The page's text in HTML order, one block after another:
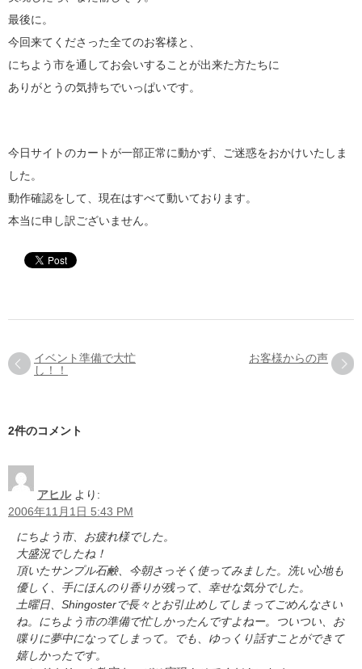
最後に。
今回来てくださった全てのお客様と、
にちよう市を通してお会いすることが出来た方たちに
ありがとうの気持ちでいっぱいです。
今日サイトのカートが一部正常に動かず、ご迷惑をおかけいたしま
した。
動作確認をして、現在はすべて動いております。
本当に申し訳ございません。
イベント準備で大忙
し！！
お客様からの声
2件のコメント
アヒル より:
2006年11月1日 5:43 PM
にちよう市、お疲れ様でした。
大盛況でしたね！
頂いたサンプル石鹸、今朝さっそく使ってみました。洗い心地も
優しく、手にほんのり香りが残って、幸せな気分でした。
土曜日、Shingosterで長々とお引止めしてしまってごめんなさい
ね。にちよう市の準備で忙しかったんですよねー。ついつい、お
喋りに夢中になってしまって。でも、ゆっくり話すことができて
嬉しかったです。